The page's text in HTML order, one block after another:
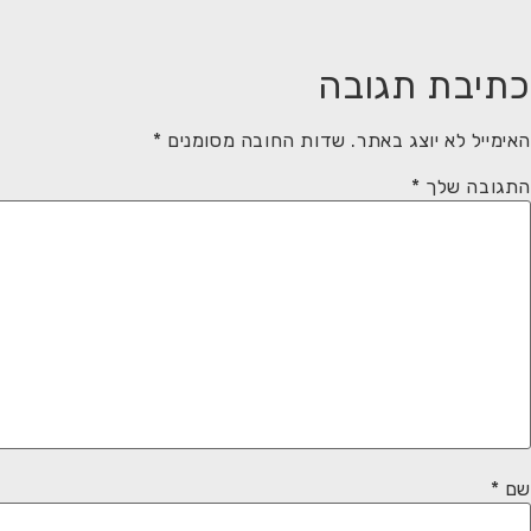
כתיבת תגובה
האימייל לא יוצג באתר. שדות החובה מסומנים *
התגובה שלך *
שם *